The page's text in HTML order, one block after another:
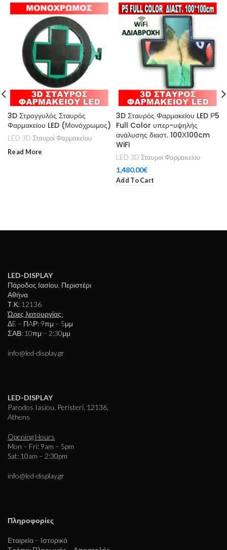
3D Στρογγυλός Σταυρός
Φαρμακείου LED (Μονόχρωμος)
LED 3D Σταυροί Φαρμακείου
Read More
3D Σταυρός Φαρμακείου LED Ρ5
Full Color υπερ-υψηλής
ανάλυσης διαστ. 100Χ100cm
WiFi
LED 3D Σταυροί Φαρμακείου
1,480.00€
Add To Cart
LED-DISPLAY
Πάροδος Ιασίου, Περιστέρι
Αθήνα
Τ.Κ: 12136
Ώρες λειτουργίας:
ΔE – ΠAΡ: 9πμ – 5μμ
ΣΑΒ: 10πμ – 2:30μμ
info@led-display.gr
LED-DISPLAY
Parodos Iasiou, Peristeri, 12136,
Athens
Opening Hours
Mon – Fri: 9am – 5pm
Sat: 10am – 2:30pm
info@led-display.gr
Πληροφορίες
Εταιρεία – Ιστορικό